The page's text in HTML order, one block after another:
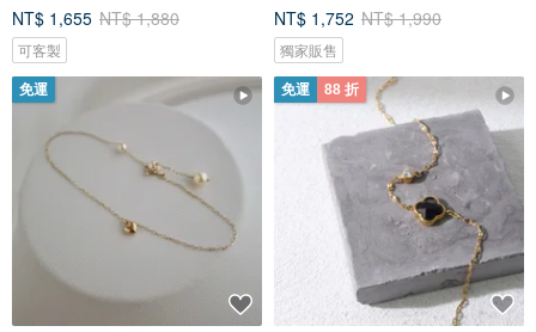
NT$ 1,655 NT$ 1,880
可客製
NT$ 1,752 NT$ 1,990
獨家販售
免運 免運 88 折